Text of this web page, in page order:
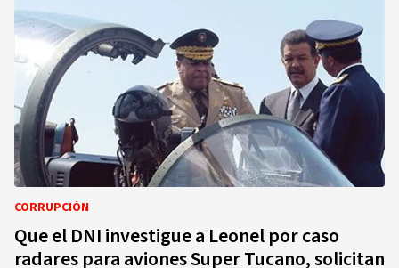
CORRUPCIÓN
Que el DNI investigue a Leonel por caso
radares para aviones Super Tucano, solicitan